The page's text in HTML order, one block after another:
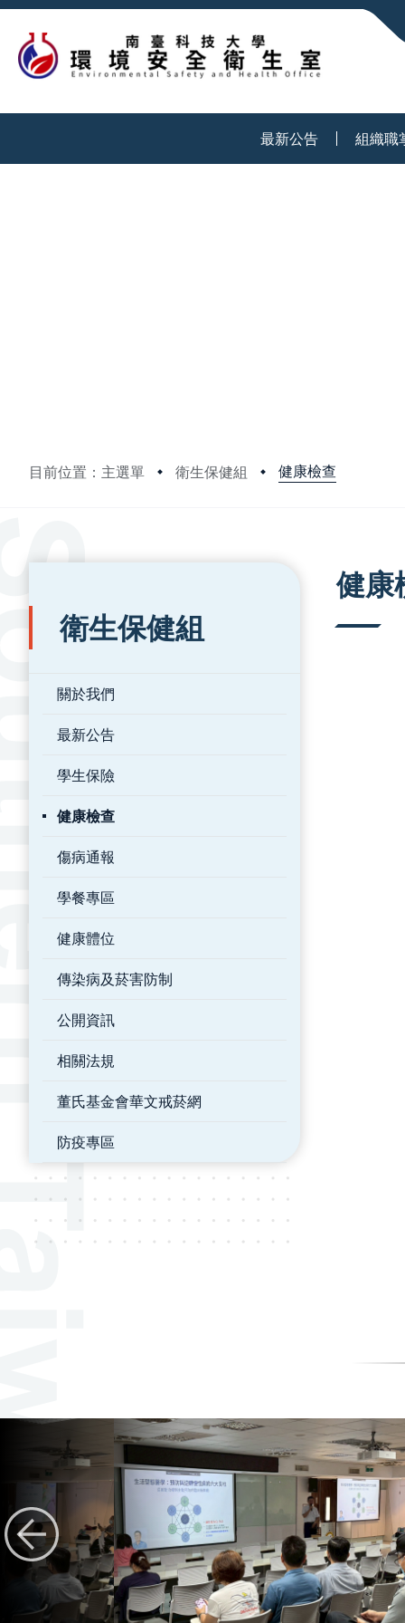
最新公告 組織職
目前位置：主選單 衛生保健組 健康檢查
:::
衛生保健組
關於我們
最新公告
學生保險
健康檢查
傷病通報
學餐專區
健康體位
傳染病及菸害防制
公開資訊
相關法規
董氏基金會華文戒菸網
防疫專區
健康